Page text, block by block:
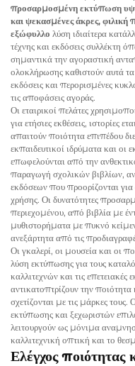
προσαρμοσμένη εκτύπωση
και ψεκασμένες άκρες,
εξώφυλλο λύση ιδιαίτερα
τέχνης και εκδόσεις συλλέκτη
σημαντικά την αγοραστική
ολοκλήρωσης καθιστούν αυτά τα
εκδόσεις και περορισμένες
τις αποφάσεις αγοράς.
Οι εταιρικοί πελάτες
για ετήσιες εκθέσεις, ιστορίες
απαιτούν ποιότητα επιπέδου
εκπαιδευτικοί ιδρύματα και
επωφελούνται από την
παραγωγή σχολικών βιβλίων,
εκδόσεων που προορίζονται
χρήσης. Οι δυνατότητες
περιεχομένου, από βιβλία με
μυθιστορήματα με πυκνό
ανεξάρτητα από τις
Οι γκαλερί, οι μουσεία και οι
λύση εκτύπωσης για τους
καλλιτεχνών και τις επετειακές
αντικατοπτρίζουν την
σχετίζονται με τις μάρκες
εκτύπωσης και ξεχωριστών
λειτουργούν ως μόνιμα
καλλιτεχνική οπτική και το
Ελέγχος